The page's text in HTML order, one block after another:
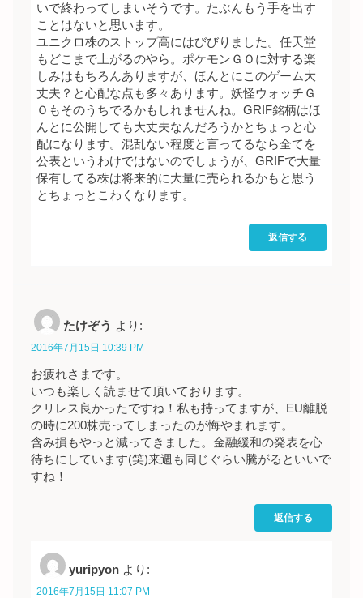
いで終わってしまいそうです。たぶんもう手を出す
ことはないと思います。
ユニクロ株のストップ高にはびびりました。任天堂
もどこまで上がるのやら。ポケモンＧＯに対する楽
しみはもちろんありますが、ほんとにこのゲーム大
丈夫？と心配な点も多々あります。妖怪ウォッチＧ
Ｏもそのうちでるかもしれませんね。GRIF銘柄はほ
んとに公開しても大丈夫なんだろうかとちょっと心
配になります。混乱ない程度と言ってるなら全てを
公表というわけではないのでしょうが、GRIFで大量
保有してる株は将来的に大量に売られるかもと思う
とちょっとこわくなります。
返信する
たけぞう より:
2016年7月15日 10:39 PM
お疲れさまです。
いつも楽しく読ませて頂いております。
クリレス良かったですね！私も持ってますが、EU離脱
の時に200株売ってしまったのが悔やまれます。
含み損もやっと減ってきました。金融緩和の発表を心
待ちにしています(笑)来週も同じぐらい騰がるといいで
すね！
返信する
yuripyon より:
2016年7月15日 11:07 PM